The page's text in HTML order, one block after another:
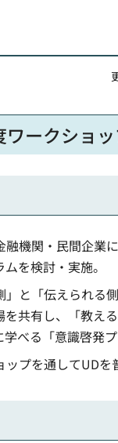
ワークショ
融機関・民間企業
を検討・実施。
」と「伝えられる
を共有し、「教え
べる「意識啓発
プを通してUDを